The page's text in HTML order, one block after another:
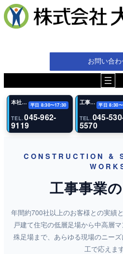
内
容
を
お問い合わ
本社・代表電話 平日 8:30〜17:30
TEL. 045-962-
9119
工事（恩田事業所） 平日 8:30
TEL. 045-
5570
CONSTRUCTION &
工事事業
年間約700社以上のお客様との実績
戸建て住宅の低層足場から中高層
殊足場まで、あらゆる現場のニー
工で応えます